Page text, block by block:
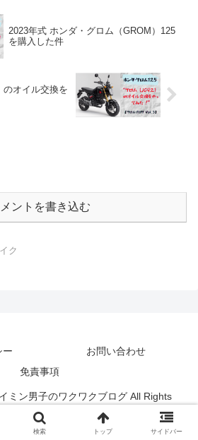
2023年式 ホンダ・グロム（GROM）125
を購入した件
のオイル交換を
ントを書き込む
ク
ー
お問い合わせ
免責事項
ミン男子のワクワクブログ All Rights
Reserved.
検索 トップ サイドバー